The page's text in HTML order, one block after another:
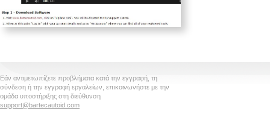
Εάν αντιμετωπίζετε προβλήματα κατά την εγγραφή, τη
σύνδεση ή την εγγραφή εργαλείων, επικοινωνήστε με την
ομάδα υποστήριξης στη διεύθυνση
support@bartecautoid.com